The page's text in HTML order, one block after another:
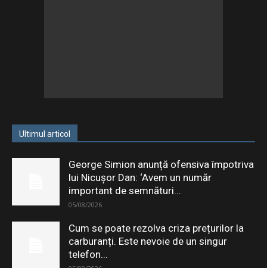
Ultimul articol
George Simion anunță ofensiva împotriva
lui Nicușor Dan: ‘Avem un număr
important de semnături...
05/08/2026
Cum se poate rezolva criza prețurilor la
carburanți. Este nevoie de un singur
telefon...